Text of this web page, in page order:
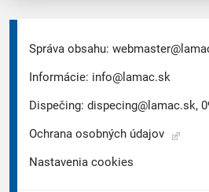
Správa obsahu:
Informácie: info@lamac.sk
Dispečing: dispecing@lamac.sk,
Ochrana osobných údajov
Nastavenia cookies